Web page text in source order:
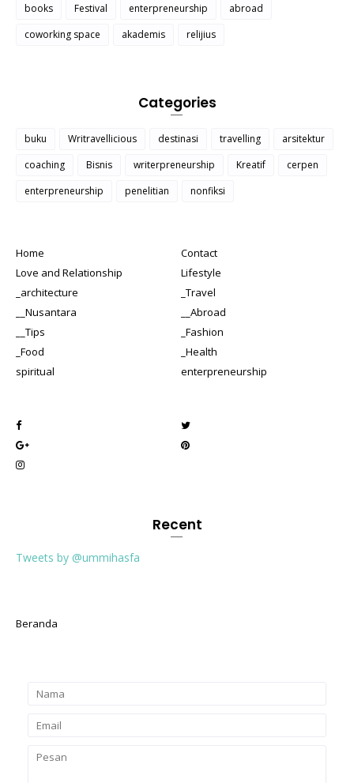
books
Festival enterpreneurship
abroad
coworking space
akademis relijius
Categories
buku Writravellicious destinasi travelling
arsitektur
coaching
Bisnis writerpreneurship Kreatif
cerpen
enterpreneurship
penelitian nonfiksi
Home
Contact
Love and Relationship
Lifestyle
_architecture
_Travel
__Nusantara
__Abroad
__Tips
_Fashion
_Food
_Health
spiritual
enterpreneurship
Recent
Tweets by @ummihasfa
Beranda